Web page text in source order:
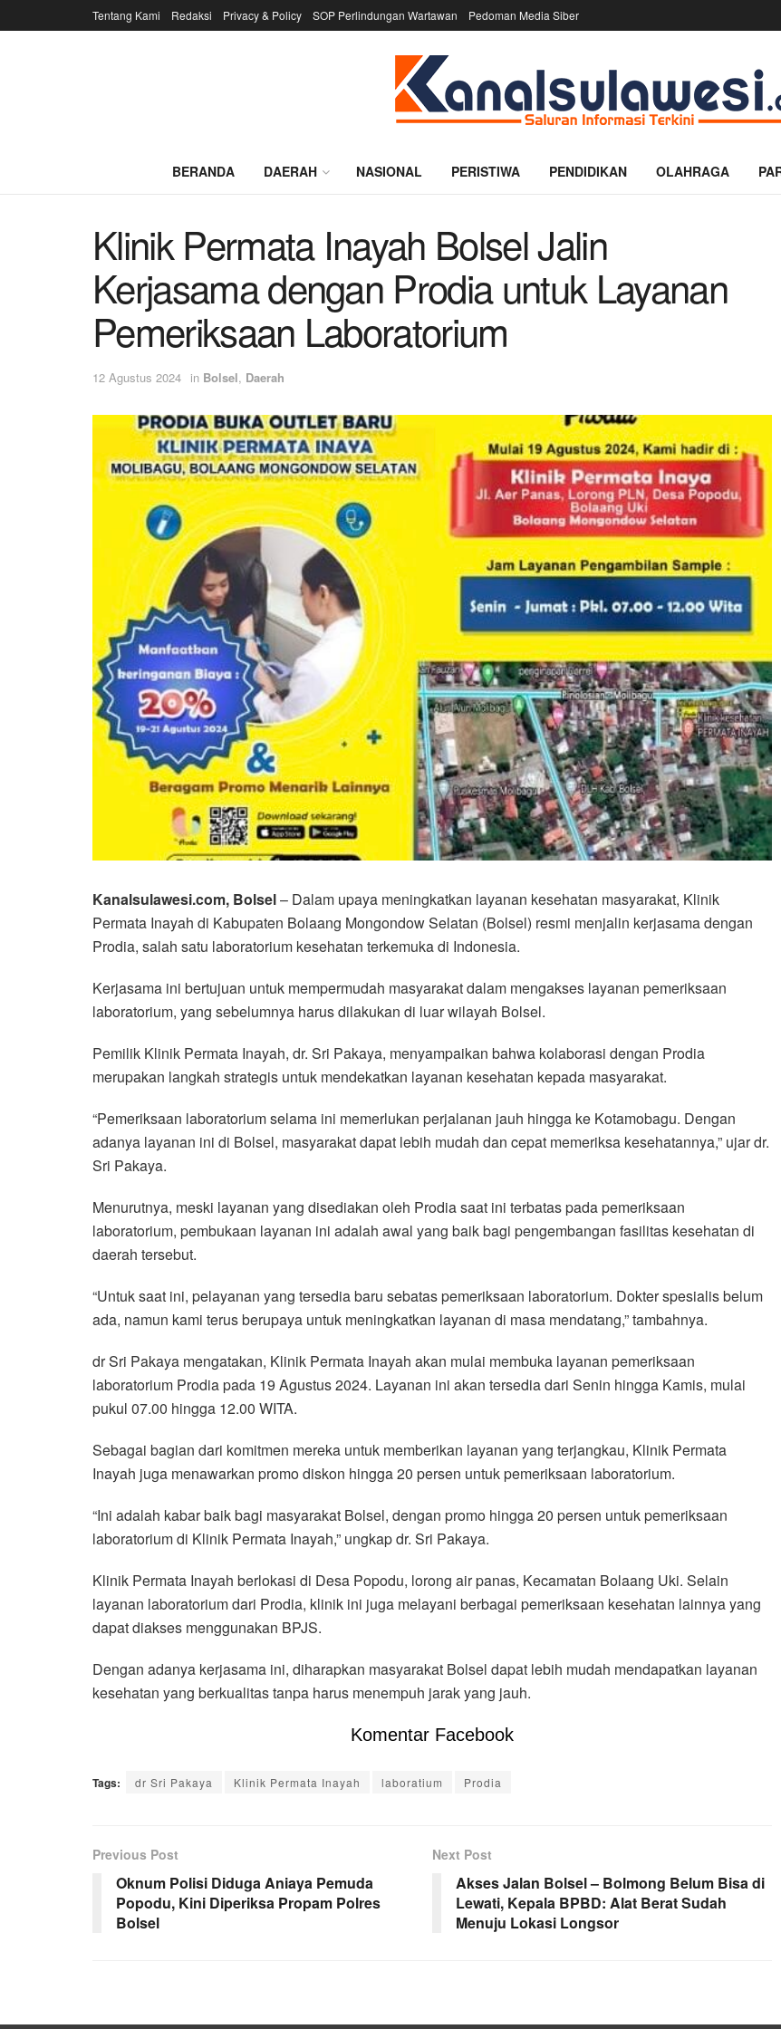
Tentang Kami Redaksi Privacy & Policy SOP Perlindungan Wartawan Pedoman Media Siber
BERANDA DAERAH NASIONAL PERISTIWA PENDIDIKAN OLAHRAGA
Klinik Permata Inayah Bolsel Jalin
Kerjasama dengan Prodia untuk Layanan
Pemeriksaan Laboratorium
12 Agustus 2024 in Bolsel, Daerah
Kanalsulawesi.com, Bolsel– Dalam upaya meningkatkan layanan kesehatan masyarakat, Klinik
Permata Inayah di Kabupaten Bolaang Mongondow Selatan (Bolsel) resmi menjalin kerjasama dengan
Prodia, salah satu laboratorium kesehatan terkemuka di Indonesia.
Kerjasama ini bertujuan untuk mempermudah masyarakat dalam mengakses layanan pemeriksaan
laboratorium, yang sebelumnya harus dilakukan di luar wilayah Bolsel.
Pemilik Klinik Permata Inayah, dr. Sri Pakaya, menyampaikan bahwa kolaborasi dengan Prodia
merupakan langkah strategis untuk mendekatkan layanan kesehatan kepada masyarakat.
“Pemeriksaan laboratorium selama ini memerlukan perjalanan jauh hingga ke Kotamobagu. Dengan
adanya layanan ini di Bolsel, masyarakat dapat lebih mudah dan cepat memeriksa kesehatannya,” ujar dr.
Sri Pakaya.
Menurutnya, meski layanan yang disediakan oleh Prodia saat ini terbatas pada pemeriksaan
laboratorium, pembukaan layanan ini adalah awal yang baik bagi pengembangan fasilitas kesehatan di
daerah tersebut.
“Untuk saat ini, pelayanan yang tersedia baru sebatas pemeriksaan laboratorium. Dokter spesialis belum
ada, namun kami terus berupaya untuk meningkatkan layanan di masa mendatang,” tambahnya.
dr Sri Pakaya mengatakan, Klinik Permata Inayah akan mulai membuka layanan pemeriksaan
laboratorium Prodia pada 19 Agustus 2024. Layanan ini akan tersedia dari Senin hingga Kamis, mulai
pukul 07.00 hingga 12.00 WITA.
Sebagai bagian dari komitmen mereka untuk memberikan layanan yang terjangkau, Klinik Permata
Inayah juga menawarkan promo diskon hingga 20 persen untuk pemeriksaan laboratorium.
“Ini adalah kabar baik bagi masyarakat Bolsel, dengan promo hingga 20 persen untuk pemeriksaan
laboratorium di Klinik Permata Inayah,” ungkap dr. Sri Pakaya.
Klinik Permata Inayah berlokasi di Desa Popodu, lorong air panas, Kecamatan Bolaang Uki. Selain
layanan laboratorium dari Prodia, klinik ini juga melayani berbagai pemeriksaan kesehatan lainnya yang
dapat diakses menggunakan BPJS.
Dengan adanya kerjasama ini, diharapkan masyarakat Bolsel dapat lebih mudah mendapatkan layanan
kesehatan yang berkualitas tanpa harus menempuh jarak yang jauh.
Komentar Facebook
Tags: dr Sri Pakaya Klinik Permata Inayah laboratium Prodia
Previous Post
Oknum Polisi Diduga Aniaya Pemuda
Popodu, Kini Diperiksa Propam Polres
Bolsel
Next Post
Akses Jalan Bolsel – Bolmong Belum Bisa di
Lewati, Kepala BPBD: Alat Berat Sudah
Menuju Lokasi Longsor